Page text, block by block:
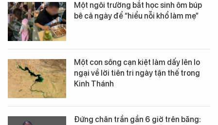
Một ngôi trường bắt học sinh ôm búp
bê cả ngày để “hiểu nỗi khổ làm mẹ”
Một con sông cạn kiệt làm dấy lên lo
ngại về lời tiên tri ngày tận thế trong
Kinh Thánh
Đứng chân trần gần 6 giờ trên băng: